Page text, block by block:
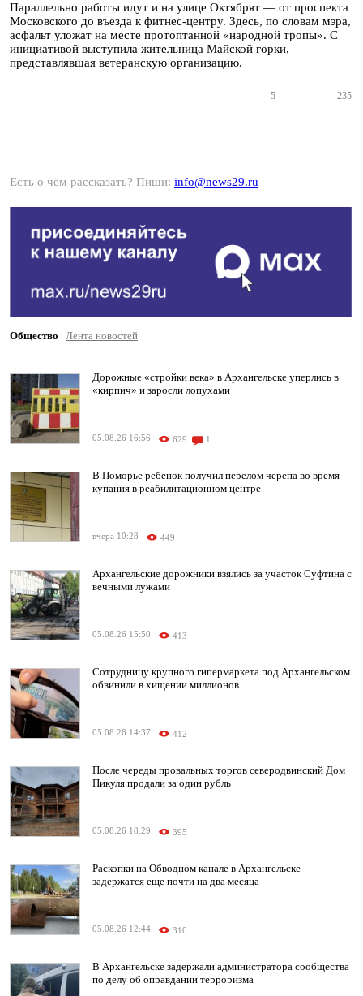
Параллельно работы идут и на улице Октябрят — от проспекта
Московского до въезда к фитнес-центру. Здесь, по словам мэра,
асфальт уложат на месте протоптанной «народной тропы». С
инициативой выступила жительница Майской горки,
представлявшая ветеранскую организацию.
5 235
Есть о чём рассказать? Пиши: info@news29.ru
Общество | Лента новостей
Дорожные «стройки века» в Архангельске уперлись в
«кирпич» и заросли лопухами
05.08.26 16:56 629 1
В Поморье ребенок получил перелом черепа во время
купания в реабилитационном центре
вчера 10:28 449
Архангельские дорожники взялись за участок Суфтина с
вечными лужами
05.08.26 15:50 413
Сотрудницу крупного гипермаркета под Архангельском
обвинили в хищении миллионов
05.08.26 14:37 412
После череды провальных торгов северодвинский Дом
Пикуля продали за один рубль
05.08.26 18:29 395
Раскопки на Обводном канале в Архангельске
задержатся еще почти на два месяца
05.08.26 12:44 310
В Архангельске задержали администратора сообщества
по делу об оправдании терроризма